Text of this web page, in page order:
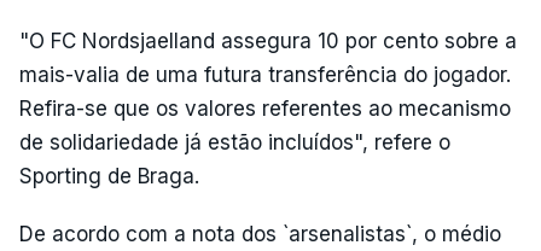
"O FC Nordsjaelland assegura 10 por cento sobre a
mais-valia de uma futura transferência do jogador.
Refira-se que os valores referentes ao mecanismo
de solidariedade já estão incluídos", refere o
Sporting de Braga.
De acordo com a nota dos `arsenalistas`, o médio